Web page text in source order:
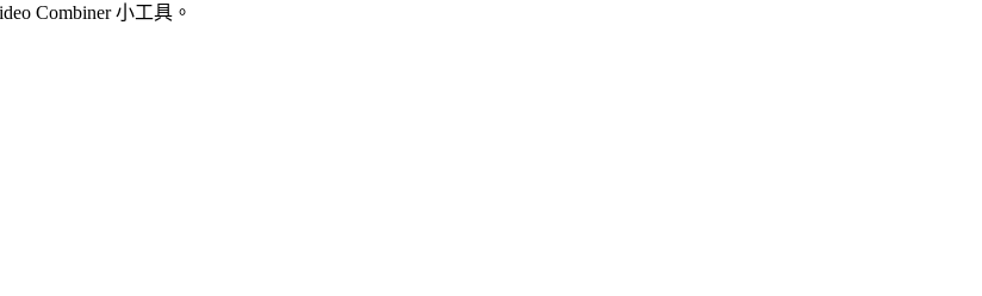
Combiner 小工具。